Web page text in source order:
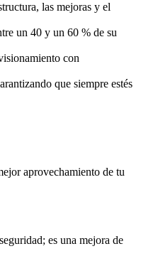
las mejoras y el
un 40 y un 60 % de su
con
que siempre estés
aprovechamiento de tu
es una mejora de